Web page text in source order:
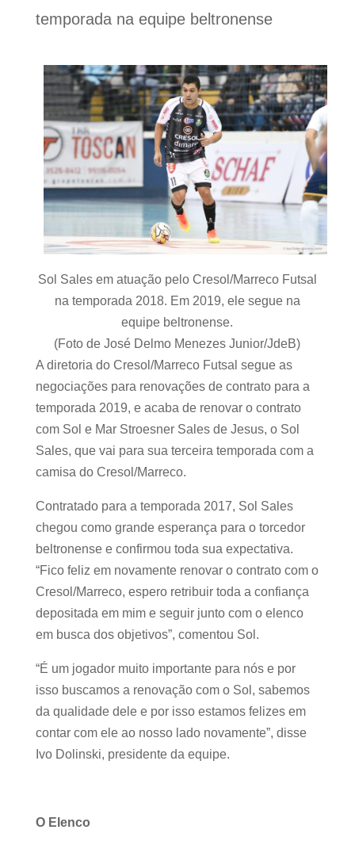
temporada na equipe beltronense
Sol Sales em atuação pelo Cresol/Marreco Futsal
na temporada 2018. Em 2019, ele segue na
equipe beltronense.
(Foto de José Delmo Menezes Junior/JdeB)
A diretoria do Cresol/Marreco Futsal segue as
negociações para renovações de contrato para a
temporada 2019, e acaba de renovar o contrato
com Sol e Mar Stroesner Sales de Jesus, o Sol
Sales, que vai para sua terceira temporada com a
camisa do Cresol/Marreco.
Contratado para a temporada 2017, Sol Sales
chegou como grande esperança para o torcedor
beltronense e confirmou toda sua expectativa.
“Fico feliz em novamente renovar o contrato com o
Cresol/Marreco, espero retribuir toda a confiança
depositada em mim e seguir junto com o elenco
em busca dos objetivos”, comentou Sol.
“É um jogador muito importante para nós e por
isso buscamos a renovação com o Sol, sabemos
da qualidade dele e por isso estamos felizes em
contar com ele ao nosso lado novamente”, disse
Ivo Dolinski, presidente da equipe.
O Elenco